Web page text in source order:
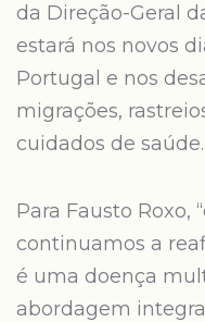
da Direção-Geral
estará nos novos
Portugal e nos
migrações,
cuidados de saúde.
Para Fausto Roxo,
continuamos a
é uma doença
abordagem